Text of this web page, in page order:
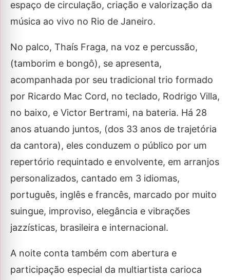
espaço de circulação, criação e valorização da
música ao vivo no Rio de Janeiro.
No palco, Thaís Fraga, na voz e percussão,
(tamborim e bongô), se apresenta,
acompanhada por seu tradicional trio formado
por Ricardo Mac Cord, no teclado, Rodrigo Villa,
no baixo, e Victor Bertrami, na bateria. Há 28
anos atuando juntos, (dos 33 anos de trajetória
da cantora), eles conduzem o público por um
repertório requintado e envolvente, em arranjos
personalizados, cantado em 3 idiomas,
português, inglês e francês, marcado por muito
suingue, improviso, elegância e vibrações
jazzísticas, brasileira e internacional.
A noite conta também com abertura e
participação especial da multiartista carioca